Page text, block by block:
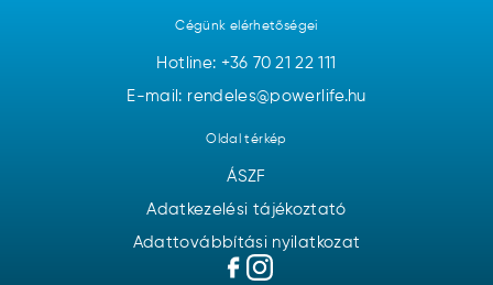
Cégünk elérhetőségei
Hotline: +36 70 21 22 111
E-mail: rendeles@powerlife.hu
Oldal térkép
ÁSZF
Adatkezelési tájékoztató
Adattovábbítási nyilatkozat